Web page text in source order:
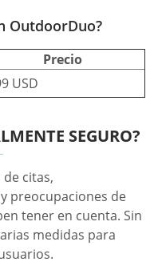
OutdoorDuo?
Precio
USD
SEGURO?
citas,
preocupaciones de
tener en cuenta. Sin
medidas para